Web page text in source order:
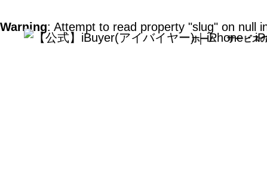
ホーム サービス
Warning: Attempt to read property "slug" on null